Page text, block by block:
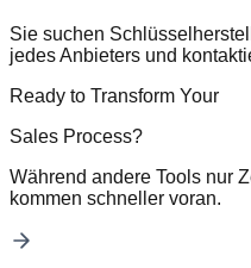
Sie suchen
jedes Anbieters und
Ready to Transform Your
Sales Process?
Während andere Tools nur
kommen schneller voran.